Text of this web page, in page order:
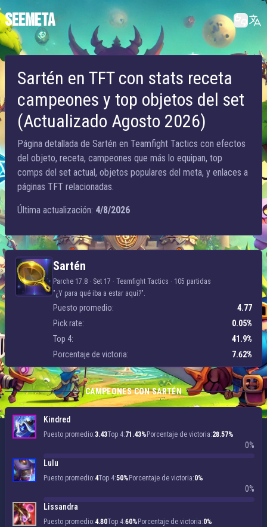
SEEMETA
Sartén en TFT con stats receta
campeones y top objetos del set
(Actualizado Agosto 2026)
Página detallada de Sartén en Teamfight Tactics con efectos
del objeto, receta, campeones que más lo equipan, top
comps del set actual, objetos populares del meta, y enlaces a
páginas TFT relacionadas.
Última actualización: 4/8/2026
Sartén Sartén
Parche 17.8 · Set 17 · Teamfight Tactics · 105 partidas
"¿Y para qué iba a estar aquí?".
Puesto promedio:
4.77
Pick rate:
0.05%
Top 4:
41.9%
Porcentaje de victoria:
7.62%
CAMPEONES CON SARTÉN
Kindred
Puesto promedio:3.43Top 4:71.43% Porcentaje de victoria:28.57%
0%
Lulu
Puesto promedio:4Top 4:50% Porcentaje de victoria:0%
0%
Lissandra
Puesto promedio:4.80Top 4:60% Porcentaje de victoria:0%